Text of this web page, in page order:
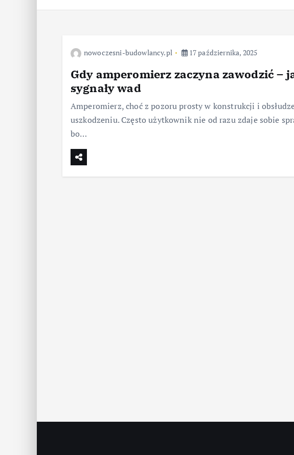
nowoczesni-budowlancy.pl 17 października, 2025
Gdy amperomierz zaczyna zawodzić –
sygnały wad
Amperomierz, choć z pozoru prosty w konstrukcji i
uszkodzeniu. Często użytkownik nie od razu zdaje sobie
bo…